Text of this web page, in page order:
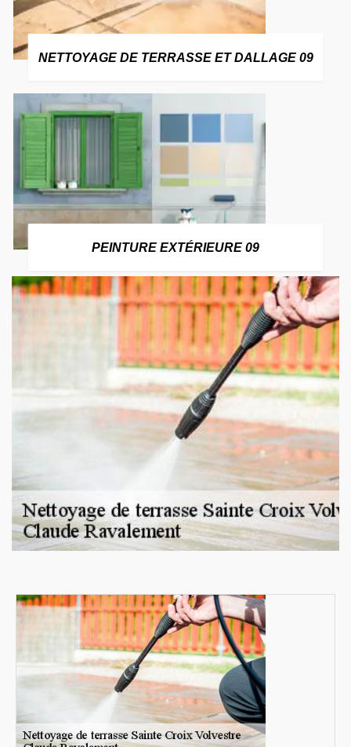
NETTOYAGE DE TERRASSE ET DALLAGE 09
PEINTURE EXTÉRIEURE 09